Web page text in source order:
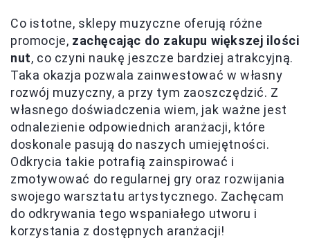
Co istotne, sklepy muzyczne oferują różne
promocje, zachęcając do zakupu większej ilości
nut, co czyni naukę jeszcze bardziej atrakcyjną.
Taka okazja pozwala zainwestować w własny
rozwój muzyczny, a przy tym zaoszczędzić. Z
własnego doświadczenia wiem, jak ważne jest
odnalezienie odpowiednich aranżacji, które
doskonale pasują do naszych umiejętności.
Odkrycia takie potrafią zainspirować i
zmotywować do regularnej gry oraz rozwijania
swojego warsztatu artystycznego. Zachęcam
do odkrywania tego wspaniałego utworu i
korzystania z dostępnych aranżacji!